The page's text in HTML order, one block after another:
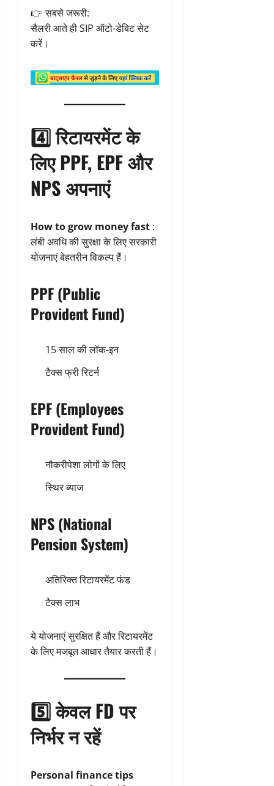
👉 सबसे जरूरी:
सैलरी आते ही SIP ऑटो-डेबिट सेट
करें।
4️⃣ रिटायरमेंट के
लिए PPF, EPF और
NPS अपनाएं
How to grow money fast :
लंबी अवधि की सुरक्षा के लिए सरकारी
योजनाएं बेहतरीन विकल्प हैं।
PPF (Public
Provident Fund)
15 साल की लॉक-इन
टैक्स फ्री रिटर्न
EPF (Employees
Provident Fund)
नौकरीपेशा लोगों के लिए
स्थिर ब्याज
NPS (National
Pension System)
अतिरिक्त रिटायरमेंट फंड
टैक्स लाभ
ये योजनाएं सुरक्षित हैं और रिटायरमेंट
के लिए मजबूत आधार तैयार करती हैं।
5️⃣ केवल FD पर
निर्भर न रहें
Personal finance tips